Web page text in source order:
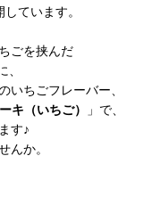
ています。
ごを挟んだ
、
ちごフレーバー、
キ（いちご）
」で、
す♪
んか。